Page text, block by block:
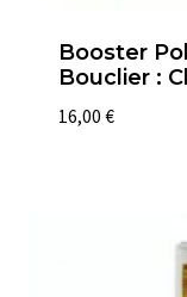
Booster
Bouclier :
16,00 €